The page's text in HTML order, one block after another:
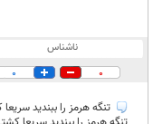
ناشناس
0
0
تنگه هرمز را ببندید